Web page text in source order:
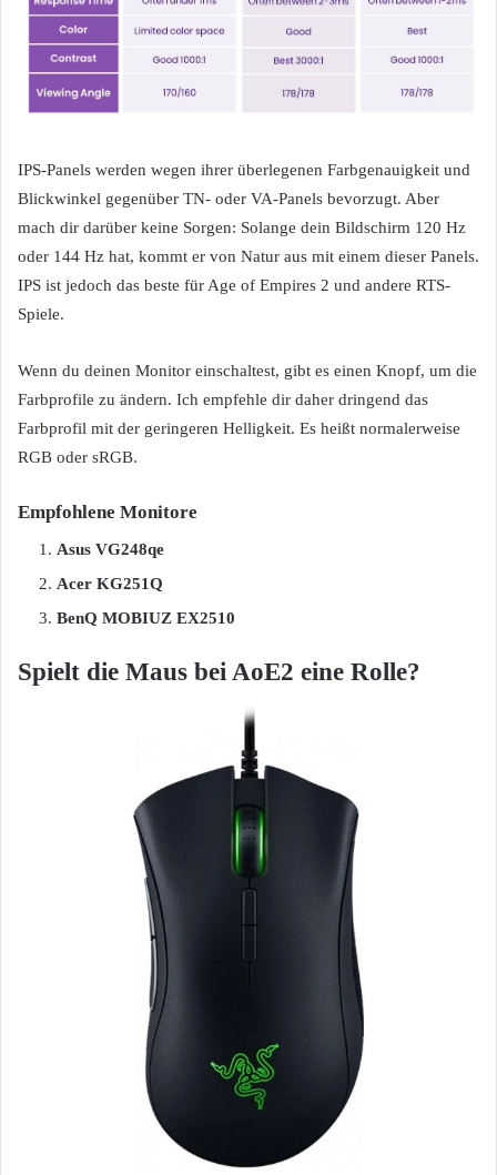
IPS-Panels werden wegen ihrer überlegenen Farbgenauigkeit und
Blickwinkel gegenüber TN- oder VA-Panels bevorzugt. Aber
mach dir darüber keine Sorgen: Solange dein Bildschirm 120 Hz
oder 144 Hz hat, kommt er von Natur aus mit einem dieser Panels.
IPS ist jedoch das beste für Age of Empires 2 und andere RTS-
Spiele.
Wenn du deinen Monitor einschaltest, gibt es einen Knopf, um die
Farbprofile zu ändern. Ich empfehle dir daher dringend das
Farbprofil mit der geringeren Helligkeit. Es heißt normalerweise
RGB oder sRGB.
Empfohlene Monitore
Asus VG248qe
Acer KG251Q
BenQ MOBIUZ EX2510
Spielt die Maus bei AoE2 eine Rolle?